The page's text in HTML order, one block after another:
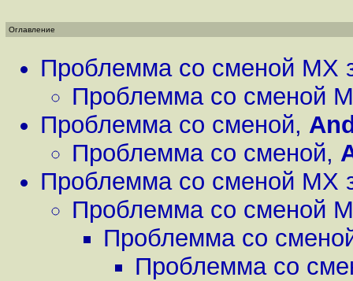
Оглавление
Проблемма со сменой MX
Проблемма со сменой
Проблемма со сменой,
Проблемма со сменой,
Проблемма со сменой MX
Проблемма со сменой
Проблемма со
Проблемма со